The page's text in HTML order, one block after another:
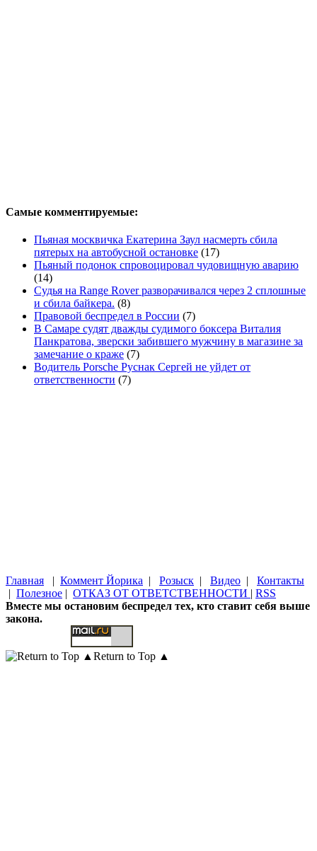
Самые комментируемые:
Пьяная москвичка Екатерина Заул насмерть сбила
пятерых на автобусной остановке (17)
Пьяный подонок спровоцировал чудовищную аварию
(14)
Судья на Range Rover разворачивался через 2 сплошные
и сбила байкера. (8)
Правовой беспредел в России (7)
В Самаре судят дважды судимого боксера Виталия
Панкратова, зверски забившего мужчину в магазине за
замечание о краже (7)
Водитель Porsche Руснак Сергей не уйдет от
ответственности (7)
Главная | Коммент Йорика | Розыск | Видео | Контакты
| Полезное | ОТКАЗ ОТ ОТВЕТСТВЕННОСТИ | RSS
Вместе мы остановим беспредел тех, кто ставит себя выше
закона.
Return to Top ▲